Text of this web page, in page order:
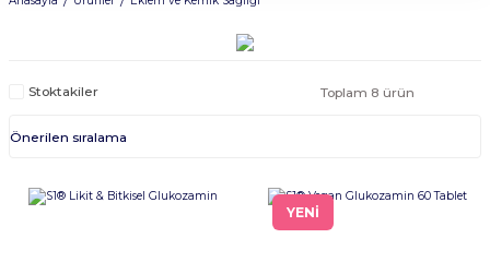
Stoktakiler Toplam 8 ürün
YENİ